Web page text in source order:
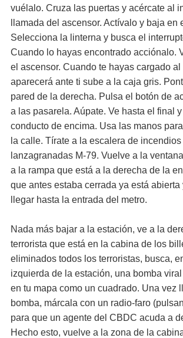
vuélalo. Cruza las puertas y acércate al
llamada del ascensor. Actívalo y baja en
Selecciona la linterna y busca el
Cuando lo hayas encontrado acciónalo.
el ascensor. Cuando te hayas cargado
aparecerá ante ti sube a la caja gris.
pared de la derecha. Pulsa el botón de
a las pasarela. Aúpate. Ve hasta el final y
conducto de encima. Usa las manos
la calle. Tírate a la escalera de incendios
lanzagranadas M-79. Vuelve a la
a la rampa que está a la derecha de la
que antes estaba cerrada ya está abierta
llegar hasta la entrada del metro.
Nada más bajar a la estación, ve a la
terrorista que está en la cabina de los
eliminados todos los terroristas, busca,
izquierda de la estación, una bomba
en tu mapa como un cuadrado. Una vez
bomba, márcala con un radio-faro
para que un agente del CBDC acuda a
Hecho esto, vuelve a la zona de la